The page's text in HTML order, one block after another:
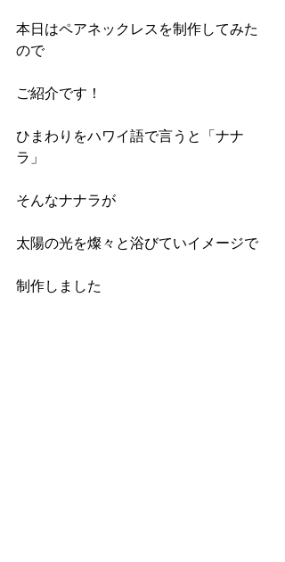
本日はペアネックレスを制作してみた
ので
ご紹介です！
ひまわりをハワイ語で言うと「ナナ
ラ」
そんなナナラが
太陽の光を燦々と浴びていイメージで
制作しました